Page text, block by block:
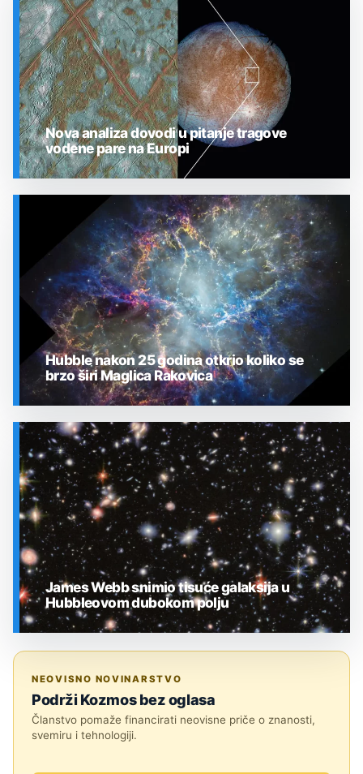
SVEMIR
Nova analiza dovodi u pitanje tragove
vodene pare na Europi
SVEMIR
Hubble nakon 25 godina otkrio koliko se
brzo širi Maglica Rakovica
James Webb snimio tisuće galaksija u
Hubbleovom dubokom polju
NEOVISNO NOVINARSTVO
Podrži Kozmos bez oglasa
Članstvo pomaže financirati neovisne priče o znanosti,
svemiru i tehnologiji.